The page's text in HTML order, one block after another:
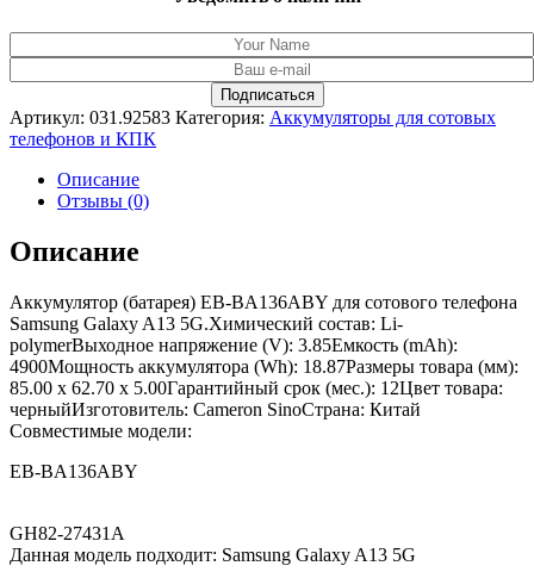
Артикул: 031.92583 Категория: Аккумуляторы для сотовых
телефонов и КПК
Описание
Отзывы (0)
Описание
Аккумулятор (батарея) EB-BA136ABY для сотового телефона
Samsung Galaxy A13 5G.Химический состав: Li-
polymerВыходное напряжение (V): 3.85Емкость (mAh):
4900Мощность аккумулятора (Wh): 18.87Размеры товара (мм):
85.00 x 62.70 x 5.00Гарантийный срок (мес.): 12Цвет товара:
черныйИзготовитель: Cameron SinoСтрана: Китай
Совместимые модели:
EB-BA136ABY
GH82-27431A
Данная модель подходит: Samsung Galaxy A13 5G